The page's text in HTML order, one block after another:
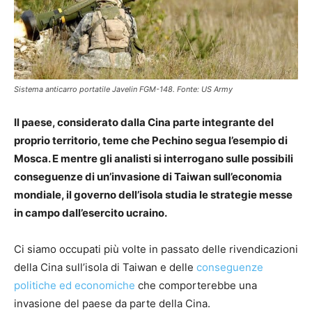
Sistema anticarro portatile Javelin FGM-148. Fonte: US Army
Il paese, considerato dalla Cina parte integrante del
proprio territorio, teme che Pechino segua l’esempio di
Mosca. E mentre gli analisti si interrogano sulle possibili
conseguenze di un’invasione di Taiwan sull’economia
mondiale, il governo dell’isola studia le strategie messe
in campo dall’esercito ucraino.
Ci siamo occupati più volte in passato delle rivendicazioni
della Cina sull’isola di Taiwan e delle conseguenze
politiche ed economiche che comporterebbe una
invasione del paese da parte della Cina.